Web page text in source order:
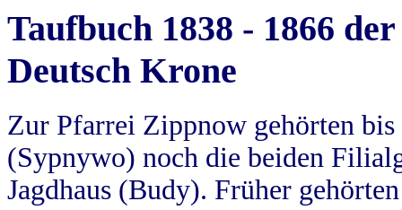
Taufbuch 1838 - 1866
Deutsch Krone
Zur Pfarrei Zippnow gehörten
(Sypnywo) noch die beiden
Jagdhaus (Budy). Früher